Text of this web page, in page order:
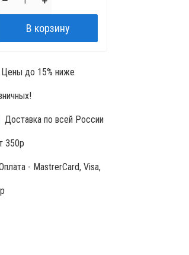
Цены до 15% ниже
Доставка по всей России
350р
- MastrerCard, Visa,